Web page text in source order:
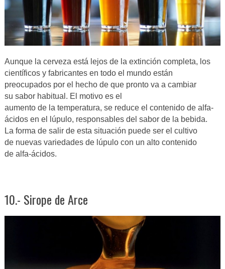
Aunque la cerveza está lejos de la extinción completa, los
científicos y fabricantes en todo el mundo están
preocupados por el hecho de que pronto va a cambiar
su sabor habitual. El motivo es el
aumento de la temperatura, se reduce el contenido de alfa-
ácidos en el lúpulo, responsables del sabor de la bebida.
La forma de salir de esta situación puede ser el cultivo
de nuevas variedades de lúpulo con un alto contenido
de alfa-ácidos.
10.- Sirope de Arce